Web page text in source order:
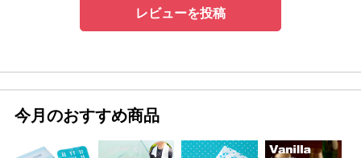
レビューを投稿
今月のおすすめ商品